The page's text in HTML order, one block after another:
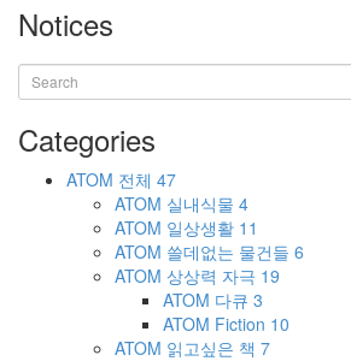
Notices
Categories
ATOM 전체 47
ATOM 실내식물 4
ATOM 일상생활 11
ATOM 쓸데없는 물건들 6
ATOM 상상력 자극 19
ATOM 다큐 3
ATOM Fiction 10
ATOM 읽고싶은 책 7